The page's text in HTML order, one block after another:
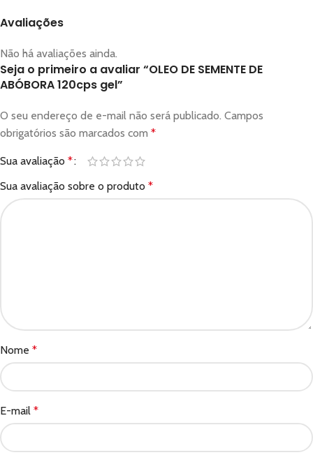
Avaliações
Não há avaliações ainda.
Seja o primeiro a avaliar “OLEO DE SEMENTE DE
ABÓBORA 120cps gel”
O seu endereço de e-mail não será publicado. Campos
obrigatórios são marcados com *
Sua avaliação *
Sua avaliação sobre o produto *
Nome *
E-mail *